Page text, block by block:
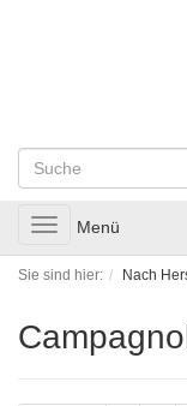
Toggle
navigation
Menü
Sie sind hier: Nach